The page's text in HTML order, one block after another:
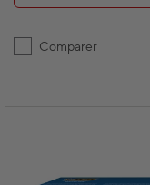
Comparer